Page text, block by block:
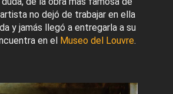
no dejó de trabajar en ella
y jamás llegó a entregarla a su
en el Museo del Louvre.